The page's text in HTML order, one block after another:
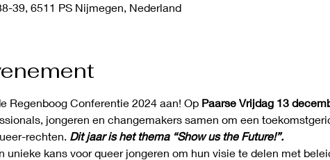
39, 6511 PS Nijmegen, Nederland
Regenboog Conferentie 2024 aan! Op Paarse Vrijdag 13
jongeren en changemakers samen om een
rechten. Dit jaar is het thema “Show us the Future!”.
unieke kans voor queer jongeren om hun visie te delen met